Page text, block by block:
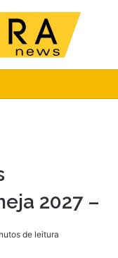
2027 –
de leitura